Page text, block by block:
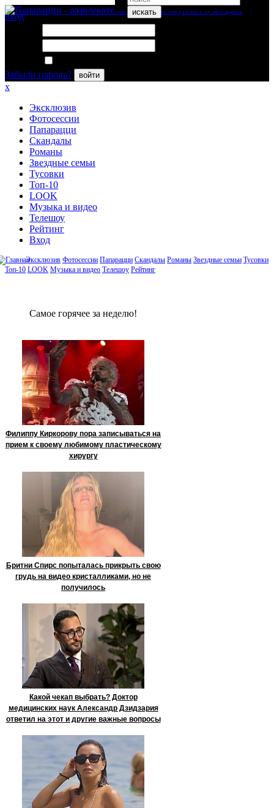
искать
вход
Забыли пароль?
войти
x
Эксклюзив
Фотосессии
Папарацци
Скандалы
Романы
Звездные семьи
Тусовки
Топ-10
LOOK
Музыка и видео
Телешоу
Рейтинг
Вход
Эксклюзив Фотосессии Папарацци Скандалы Романы Звездные семьи Тусовки
Топ-10 LOOK Музыка и видео Телешоу Рейтинг
Сaмое гoрячее за неделю!
Филиппу Киркорову пора записываться на
прием к своему любимому пластическому
хирургу
Бритни Спирс попыталась прикрыть свою
грудь на видео кристалликами, но не
получилось
Какой чекап выбрать? Доктор
медицинских наук Александр Дзидзария
ответил на этот и другие важные вопросы